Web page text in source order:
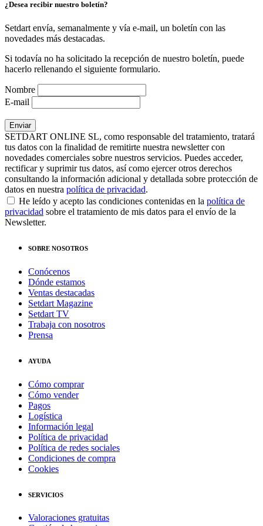
¿Desea recibir nuestro boletín?
Setdart envía, semanalmente y vía e-mail, un boletín con las
novedades más destacadas.
Si todavía no ha solicitado la recepción de nuestro boletín, puede
hacerlo rellenando el siguiente formulario.
Nombre
E-mail
SETDART ONLINE SL, como responsable del tratamiento, tratará
tus datos con la finalidad de remitirte nuestra newsletter con
novedades comerciales sobre nuestros servicios. Puedes acceder,
rectificar y suprimir tus datos, así como ejercer otros derechos
consultando la información adicional y detallada sobre protección de
datos en nuestra política de privacidad.
He leído y acepto las condiciones contenidas en la política de
privacidad sobre el tratamiento de mis datos para el envío de la
Newsletter.
SOBRE NOSOTROS
Conócenos
Dónde estamos
Ventas destacadas
Setdart Magazine
Setdart TV
Trabaja con nosotros
Prensa
AYUDA
Cómo comprar
Cómo vender
Pagos
Logística
Información legal
Política de privacidad
Política de redes sociales
Condiciones de compra
Cookies
SERVICIOS
Valoraciones gratuitas